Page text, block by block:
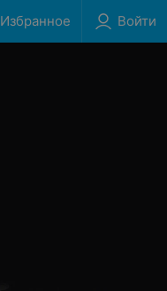
Избранное Войти